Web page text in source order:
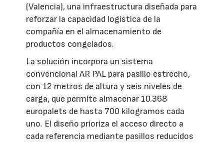
(Valencia), una infraestructura diseñada para
reforzar la capacidad logística de la
compañía en el almacenamiento de
productos congelados.
La solución incorpora un sistema
convencional AR PAL para pasillo estrecho,
con 12 metros de altura y seis niveles de
carga, que permite almacenar 10.368
europalets de hasta 700 kilogramos cada
uno. El diseño prioriza el acceso directo a
cada referencia mediante pasillos reducidos